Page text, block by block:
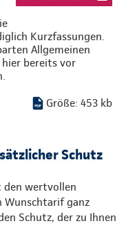
Kurzfassungen.
Allgemeinen
hier bereits vor
Größe: 453 kb
Schutz
den wertvollen
Wunschtarif ganz
Schutz, der zu Ihnen